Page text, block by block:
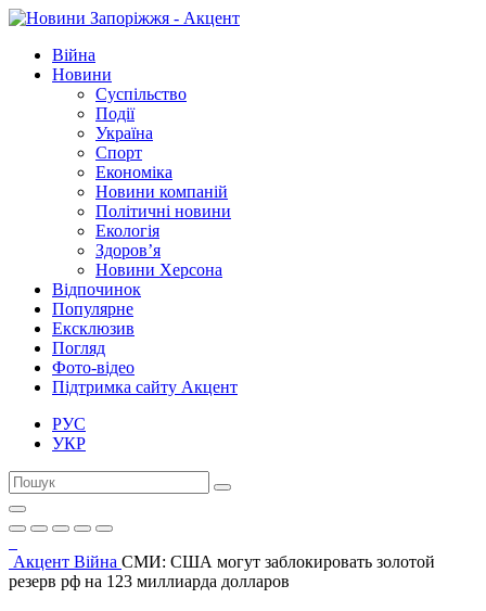
Війна
Новини
Суспільство
Події
Україна
Спорт
Економіка
Новини компаній
Політичні новини
Екологія
Здоров’я
Новини Херсона
Відпочинок
Популярне
Ексклюзив
Погляд
Фото-відео
Підтримка сайту Акцент
РУС
УКР
Акцент Війна СМИ: США могут заблокировать золотой
резерв рф на 123 миллиарда долларов